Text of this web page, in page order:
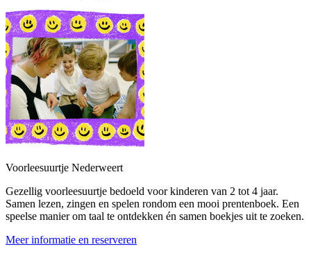
Voorleesuurtje Nederweert
Gezellig voorleesuurtje bedoeld voor kinderen van 2 tot 4 jaar.
Samen lezen, zingen en spelen rondom een mooi prentenboek. Een
speelse manier om taal te ontdekken én samen boekjes uit te zoeken.
Meer informatie en reserveren